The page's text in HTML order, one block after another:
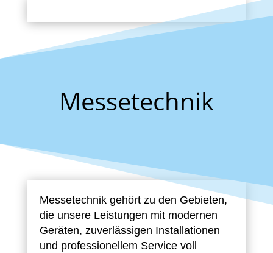
Messetechnik
Messetechnik gehört zu den Gebieten,
die unsere Leistungen mit modernen
Geräten, zuverlässigen Installationen
und professionellem Service voll